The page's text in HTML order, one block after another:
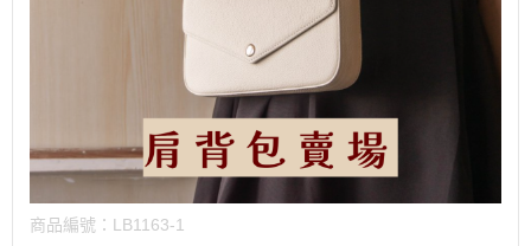
商品編號： LB1163-1